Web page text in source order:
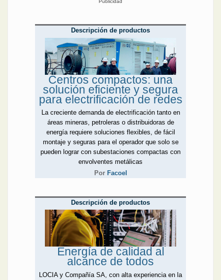
Descripción de productos
Centros compactos: una
solución eficiente y segura
para electrificación de redes
La creciente demanda de electrificación tanto en
áreas mineras, petroleras o distribuidoras de
energía requiere soluciones flexibles, de fácil
montaje y seguras para el operador que solo se
pueden lograr con subestaciones compactas con
envolventes metálicas
Por Facoel
Descripción de productos
Energía de calidad al
alcance de todos
LOCIA y Compañía SA, con alta experiencia en la